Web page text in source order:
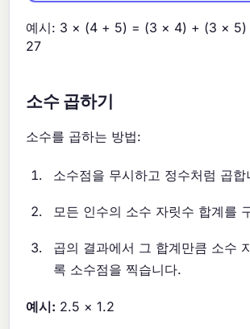
예시: 3 × (4 + 5) = (3 × 4) + (3 × 5)
27
소수 곱하기
소수를 곱하는 방법:
소수점을 무시하고 정수처럼 곱합
모든 인수의 소수 자릿수 합계를
곱의 결과에서 그 합계만큼 소수
록 소수점을 찍습니다.
예시: 2.5 × 1.2